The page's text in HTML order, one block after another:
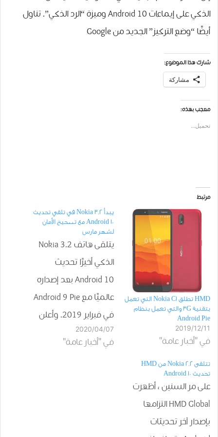
الذكي على إيماءات Android 10 وميزة “الرد الذكي”. تناول
أيضًا “وضع التركيز” الجديد من Google
شارك هذا الموضوع:
مشاركة
معجب بهذه:
تحميل...
مرتبط
HMD تطلق Nokia C1 التي تعمل
بتقنية 3G والتي تعمل بنظام
Android Pie
2019/12/11
في "أخبار عامة"
يبدأ Nokia 3.2 في تلقي تحديث
Android 10 مع تصحيح الأمان
لشهر مارس
يتلقى هاتف Nokia 3.2
الذكي أخيرًا تحديث
Android 10 بعد إصداره
عالميًا مع Android 9 Pie
في فبراير 2019. وأعلن
التطوير اليوم من قبل
رئيس المنتج بشركة
2020/04/07
في "أخبار عامة"
تتلقى Nokia 2.2 من HMD
تحديث Android 10
على مر السنين ، أظهرت
HMD Global التزامها
بإصدار آخر تحديثات